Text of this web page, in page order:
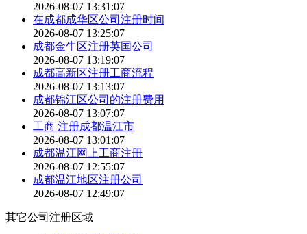
2026-08-07 13:31:07
在成都成华区公司注册时间
2026-08-07 13:25:07
成都金牛区注册英国公司
2026-08-07 13:19:07
成都高新区注册工商流程
2026-08-07 13:13:07
成都锦江区公司的注册费用
2026-08-07 13:07:07
工商 注册成都温江市
2026-08-07 13:01:07
成都温江网上工商注册
2026-08-07 12:55:07
成都温江地区注册公司
2026-08-07 12:49:07
其它公司注册区域